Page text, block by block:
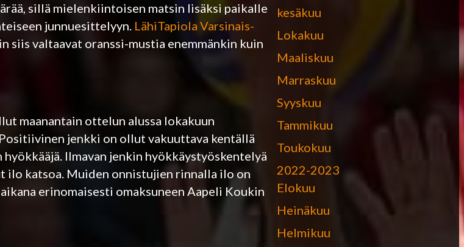
sillä mielenkiintoisen matsin lisäksi paikalle
junnuesittelyyn. LähiTapiola Varsinais-
valtaavat oranssi-mustia enemmänkin kuin
maanantain ottelun alussa lokakuun
jenkki on ollut vakuuttava kentällä
Ilmavan jenkin hyökkäystyöskentelyä
ilo katsoa. Muiden onnistujien rinnalla ilo on
erinomaisesti omaksuneen Aapeli Koukin
kesäkuu
Lokakuu
Maaliskuu
Marraskuu
Syyskuu
Tammikuu
Toukokuu
2022-2023
Elokuu
Heinäkuu
Helmikuu